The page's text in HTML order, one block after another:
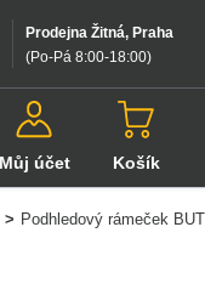
Prodejna Žitná, Praha
(Po-Pá 8:00-18:00)
Můj účet Košík
> Podhledový rámeček